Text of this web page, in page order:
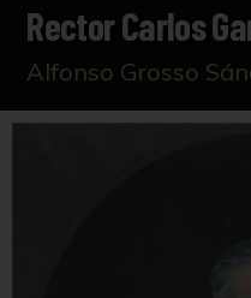
Rector Carlos
Alfonso Grosso